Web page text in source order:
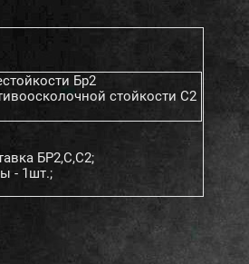
Бр2
стойкости С2
БР2,С,С2;
- 1шт.;